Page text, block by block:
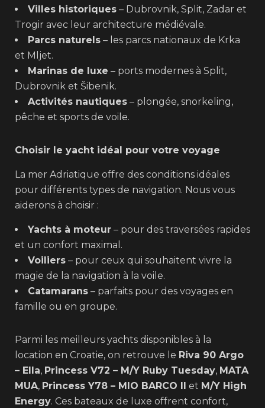
Villes historiques – Dubrovnik, Split, Zadar et
Trogir avec leur architecture médiévale.
Parcs naturels – les parcs nationaux de Krka
et Mljet.
Marinas de luxe – ports modernes à Split,
Dubrovnik et Šibenik.
Activités nautiques – plongée, snorkeling,
pêche et sports de voile.
Choisir le yacht idéal pour votre voyage
La mer Adriatique offre des conditions idéales
pour différents types de navigation. Nous vous
aiderons à choisir :
Yachts à moteur – pour des traversées rapides
et un confort maximal.
Voiliers – pour ceux qui souhaitent vivre la
magie de la navigation à la voile.
Catamarans – parfaits pour des voyages en
famille ou en groupe.
Parmi les meilleurs yachts disponibles à la
location en Croatie, on retrouve le Riva 90 Argo
– Ella, Princess V72 – M/Y Ruby Tuesday, MATA
MUA, Princess Y78 – MIO BARCO II et M/Y High
Energy. Ces bateaux de luxe offrent confort,